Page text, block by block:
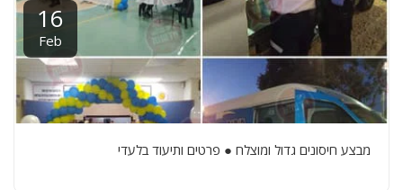
16
Feb
מבצע חיסונים גדול ומוצלח ● פרטים ותיעוד בלעדי